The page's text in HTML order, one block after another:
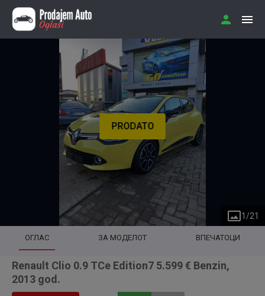
PRODATO
1 /21
ОГЛАС ЗА МОДЕЛОТ ВПЕЧАТОЦИ
Renault Clio 0.9 TCe Edition7 5.599 € Benzin,
2013 god.